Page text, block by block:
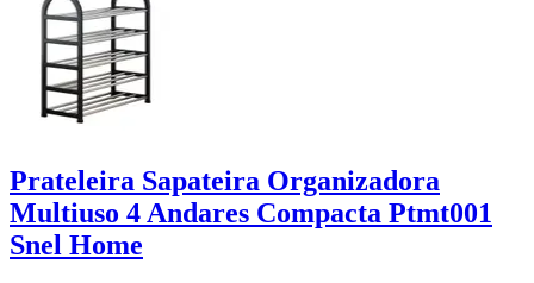
Prateleira Sapateira Organizadora
Multiuso 4 Andares Compacta Ptmt001
Snel Home